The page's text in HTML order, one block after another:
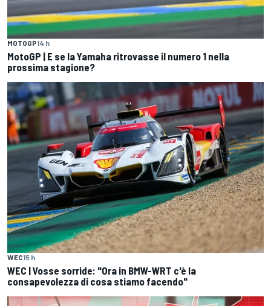
MOTOGP14 h
MotoGP | E se la Yamaha ritrovasse il numero 1 nella
prossima stagione?
WEC15 h
WEC | Vosse sorride: "Ora in BMW-WRT c'è la
consapevolezza di cosa stiamo facendo"